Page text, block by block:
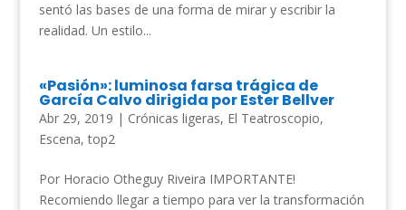
sentó las bases de una forma de mirar y escribir la
realidad. Un estilo...
«Pasión»: luminosa farsa trágica de
García Calvo dirigida por Ester Bellver
Abr 29, 2019 | Crónicas ligeras, El Teatroscopio,
Escena,top2
Por Horacio Otheguy Riveira IMPORTANTE!
Recomiendo llegar a tiempo para ver la transformación